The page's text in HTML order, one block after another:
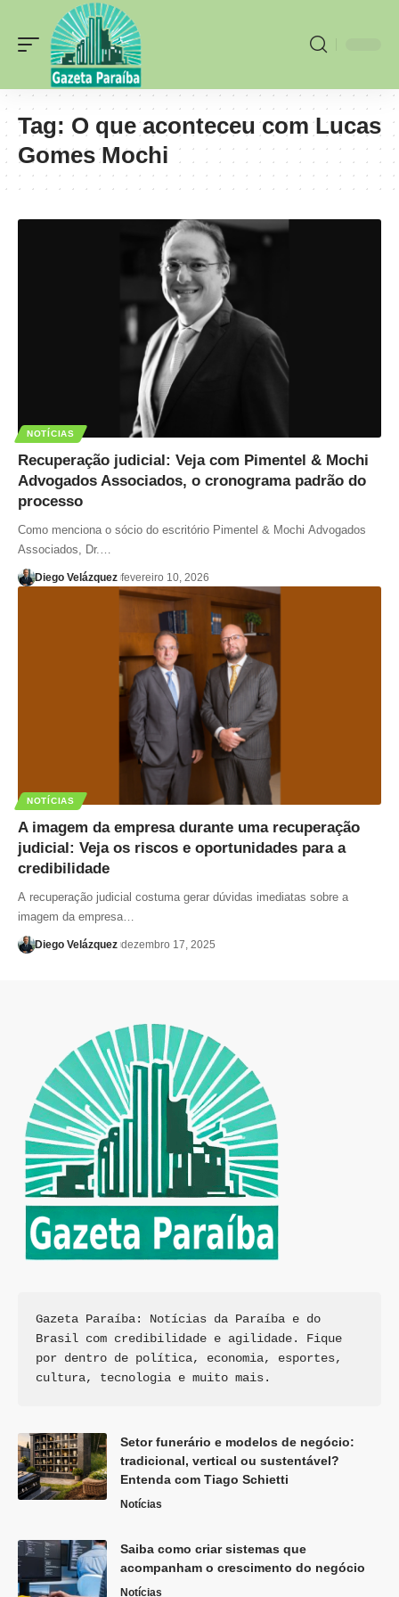
Tag: O que aconteceu com Lucas
Gomes Mochi
NOTÍCIAS
Recuperação judicial: Veja com Pimentel & Mochi
Advogados Associados, o cronograma padrão do
processo
Como menciona o sócio do escritório Pimentel & Mochi Advogados
Associados, Dr.…
Diego Velázquez fevereiro 10, 2026
NOTÍCIAS
A imagem da empresa durante uma recuperação
judicial: Veja os riscos e oportunidades para a
credibilidade
A recuperação judicial costuma gerar dúvidas imediatas sobre a
imagem da empresa…
Diego Velázquez dezembro 17, 2025
Gazeta Paraíba: Notícias da Paraíba e do
Brasil com credibilidade e agilidade. Fique
por dentro de política, economia, esportes,
cultura, tecnologia e muito mais.
Setor funerário e modelos de negócio:
tradicional, vertical ou sustentável?
Entenda com Tiago Schietti
Notícias
Saiba como criar sistemas que
acompanham o crescimento do negócio
Notícias